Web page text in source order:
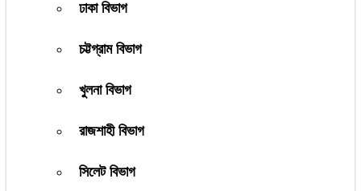
ঢাকা বিভাগ
চট্টগ্রাম বিভাগ
খুলনা বিভাগ
রাজশাহী বিভাগ
সিলেট বিভাগ